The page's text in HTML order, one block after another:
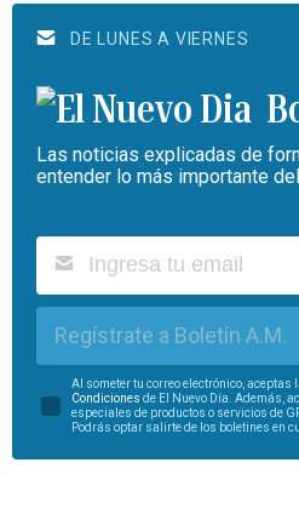
DE LUNES A VIERNES
Las noticias explicadas de
entender lo más importante
Regístrate a Boletín A.M.
Al someter tu correo electrónico, aceptas
Condiciones de El Nuevo Día. Además,
especiales de productos o servicios de
Podrás optar salirte de los boletines en